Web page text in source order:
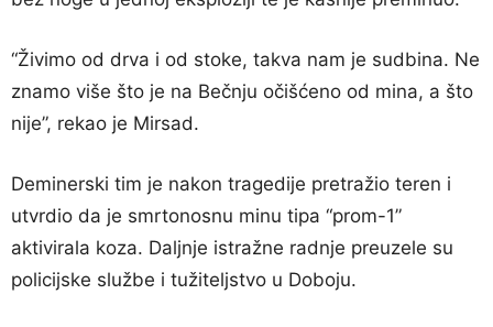
“Živimo od drva i od stoke, takva nam je sudbina. Ne
znamo više što je na Bečnju očišćeno od mina, a što
nije”, rekao je Mirsad.
Deminerski tim je nakon tragedije pretražio teren i
utvrdio da je smrtonosnu minu tipa “prom-1”
aktivirala koza. Daljnje istražne radnje preuzele su
policijske službe i tužiteljstvo u Doboju.